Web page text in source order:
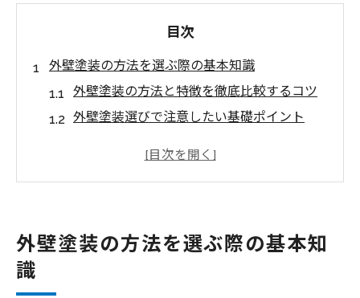
目次
外壁塗装の方法を選ぶ際の基本知識
外壁塗装の方法と特徴を徹底比較するコツ
外壁塗装選びで注意したい基礎ポイント
外壁塗装で美観と耐久性を両立させる秘訣
外壁塗装の方法を選ぶ際の基本知
識